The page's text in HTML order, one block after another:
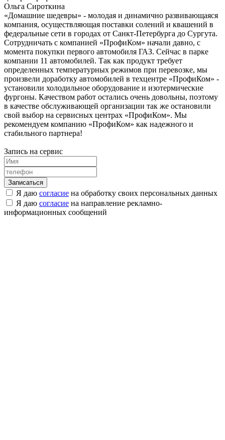
Ольга Сироткина
«Домашние шедевры» - молодая и динамично развивающаяся
компания, осуществляющая поставки солений и квашений в
федеральные сети в городах от Санкт-Петербурга до Сургута.
Сотрудничать с компанией «ПрофиКом» начали давно, с
момента покупки первого автомобиля ГАЗ. Сейчас в парке
компании 11 автомобилей. Так как продукт требует
определенных температурных режимов при перевозке, мы
произвели доработку автомобилей в техцентре «ПрофиКом» -
установили холодильное оборудование и изотермические
фургоны. Качеством работ остались очень довольны, поэтому
в качестве обслуживающей организации так же остановили
свой выбор на сервисных центрах «ПрофиКом». Мы
рекомендуем компанию «ПрофиКом» как надежного и
стабильного партнера!
Запись на сервис
Я даю согласие на обработку своих персональных данных
Я даю согласие на направление рекламно-
информационных сообщений